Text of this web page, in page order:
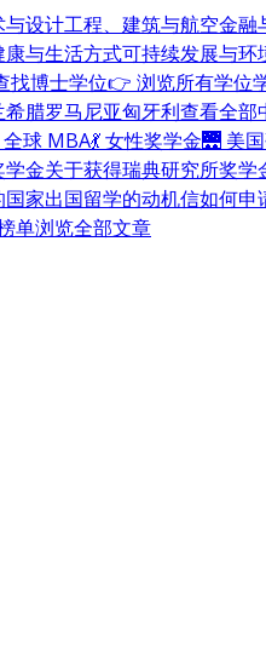
与设计工程、建筑与航空金融
康与生活方式可持续发展与环
找博士学位👉 浏览所有学位
希腊罗马尼亚匈牙利查看全部
全球 MBA💃 女性奖学金🌉 美
学金关于获得瑞典研究所奖学
国家出国留学的动机信如何申
单浏览全部文章